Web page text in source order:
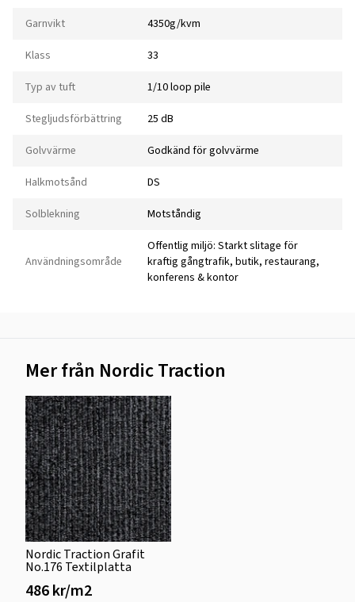
Garnvikt 4350g/kvm
Klass 33
Typ av tuft 1/10 loop pile
Stegljudsförbättring 25 dB
Golvvärme Godkänd för golvvärme
Halkmotsånd DS
Solblekning Motståndig
Användningsområde
Offentlig miljö: Starkt slitage för
kraftig gångtrafik, butik, restaurang,
konferens & kontor
Mer från Nordic Traction
Nordic Traction Grafit
No.176 Textilplatta
486 kr/m2